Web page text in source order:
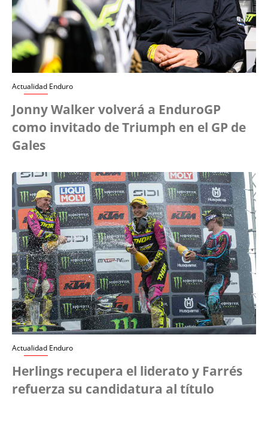
Actualidad Enduro
Jonny Walker volverá a EnduroGP
como invitado de Triumph en el GP de
Gales
Actualidad Enduro
Herlings recupera el liderato y Farrés
refuerza su candidatura al título